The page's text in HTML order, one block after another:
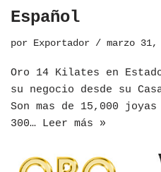
Español
por Exportador marzo 31,
Oro 14 Kilates en
su negocio desde su
Son mas de 15,000
300… Leer más »